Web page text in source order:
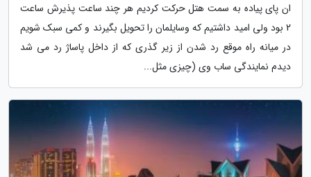
ان پای پیاده به سمت هتل حرکت کردیم هر چند ساعت پذیرش ساعت
2 بود ولی امید داشتیم که وسایلمان را تحویل بگیرند و کمی سبک شویم
در میانه راه موقع رد شدن از زیر گذری که از داخل پاساژ رد می شد
دیدم نمایندگی ساب وی (چیزی مثل...